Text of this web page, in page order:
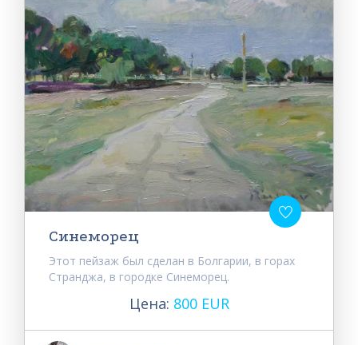
Синеморец
Этот пейзаж был сделан в Болгарии, в горах
Странджа, в городке Синеморец.
Цена: 800 EUR